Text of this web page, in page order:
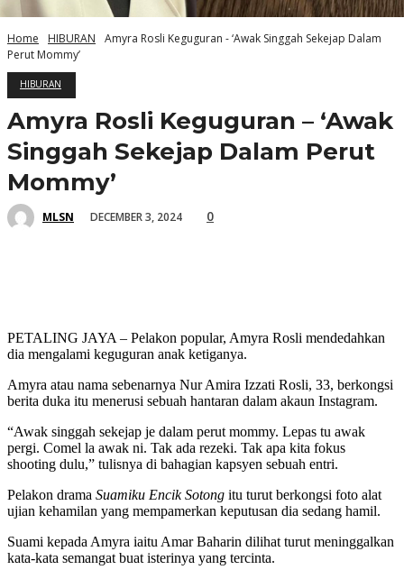
Home HIBURAN
Amyra Rosli Keguguran - ‘Awak Singgah Sekejap Dalam
Perut Mommy’
HIBURAN
Amyra Rosli Keguguran – ‘Awak
Singgah Sekejap Dalam Perut
Mommy’
MLSN DECEMBER 3, 2024 0
PETALING JAYA – Pelakon popular, Amyra Rosli mendedahkan
dia mengalami keguguran anak ketiganya.
Amyra atau nama sebenarnya Nur Amira Izzati Rosli, 33, berkongsi
berita duka itu menerusi sebuah hantaran dalam akaun Instagram.
“Awak singgah sekejap je dalam perut mommy. Lepas tu awak
pergi. Comel la awak ni. Tak ada rezeki. Tak apa kita fokus
shooting dulu,” tulisnya di bahagian kapsyen sebuah entri.
Pelakon drama Suamiku Encik Sotong itu turut berkongsi foto alat
ujian kehamilan yang mempamerkan keputusan dia sedang hamil.
Suami kepada Amyra iaitu Amar Baharin dilihat turut meninggalkan
kata-kata semangat buat isterinya yang tercinta.